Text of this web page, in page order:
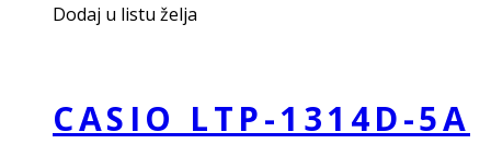
Dodaj u listu želja
CASIO LTP-1314D-5A